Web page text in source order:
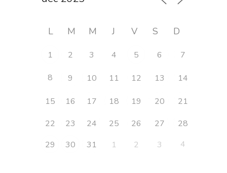
L M M J V S D
1 2 3 4 5 6 7
8 9 10 11 12 13 14
15 16 17 18 19 20
21
22
23 24 25 26 27
28
29
30 31 1 2 3 4